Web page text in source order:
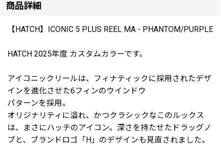
商品詳細
【HATCH】ICONIC 5 PLUS REEL MA - PHANTOM/PURPLE
HATCH 2025年度 カスタムカラーです。
アイコニックリールは、フィナティックに採用されたデザ
インを進化させた6フィンのウインドウ
パターンを採用。
オリジナリティに溢れ、かつクラシックなこのルックス
は、まさにハッチのアイコン。深さを持たせたドラッグノ
ブと、ブランドロゴ「H」のデザインも見直されました。